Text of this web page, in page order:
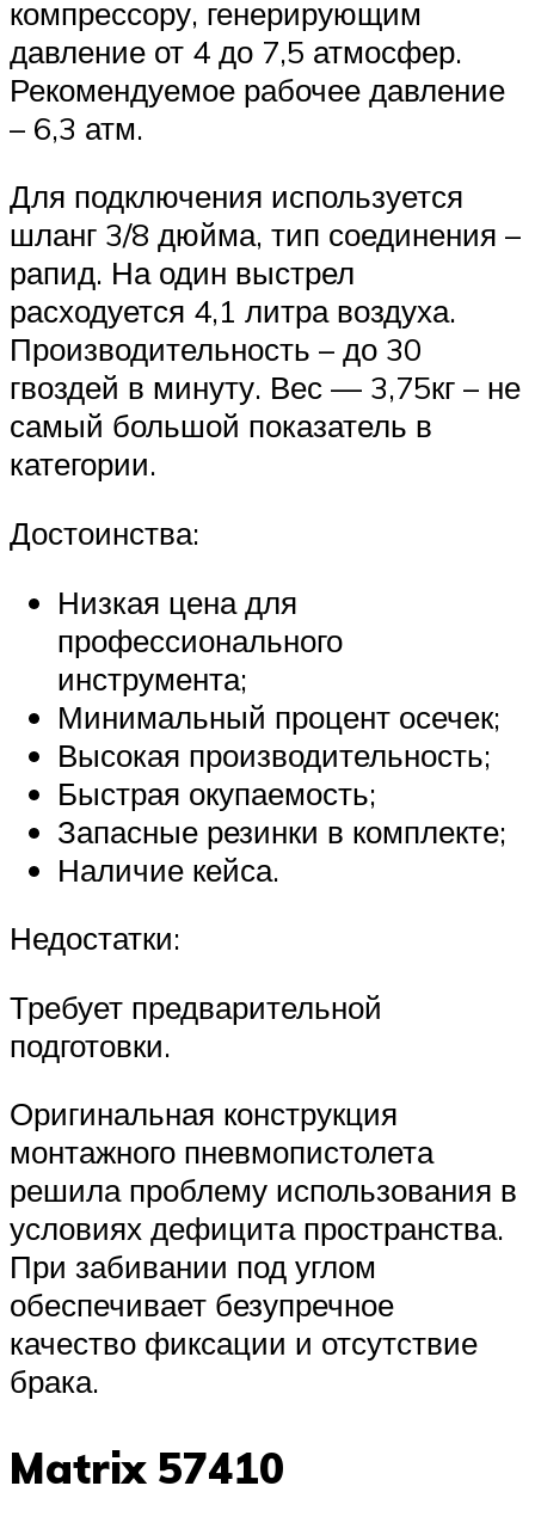
компрессору, генерирующим
давление от 4 до 7,5 атмосфер.
Рекомендуемое рабочее давление
– 6,3 атм.
Для подключения используется
шланг 3/8 дюйма, тип соединения –
рапид. На один выстрел
расходуется 4,1 литра воздуха.
Производительность – до 30
гвоздей в минуту. Вес — 3,75кг – не
самый большой показатель в
категории.
Достоинства:
Низкая цена для
профессионального
инструмента;
Минимальный процент осечек;
Высокая производительность;
Быстрая окупаемость;
Запасные резинки в комплекте;
Наличие кейса.
Недостатки:
Требует предварительной
подготовки.
Оригинальная конструкция
монтажного пневмопистолета
решила проблему использования в
условиях дефицита пространства.
При забивании под углом
обеспечивает безупречное
качество фиксации и отсутствие
брака.
Matrix 57410